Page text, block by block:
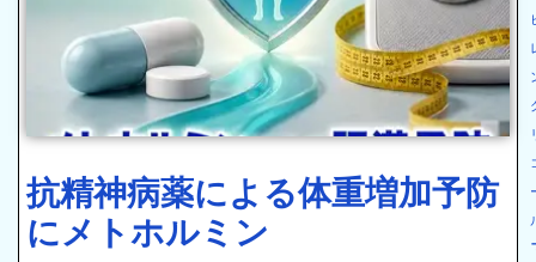
抗精神病薬による体重増加予防
にメトホルミン